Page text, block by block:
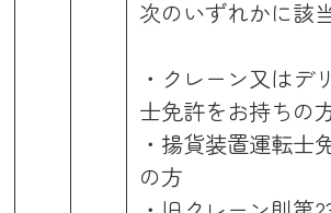
次のいずれかに該
・クレーン又はデ
士免許をお持ちの
・揚貨装置運転士
の方